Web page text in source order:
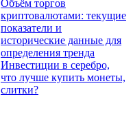
Объём торгов
криптовалютами: текущие
показатели и
исторические данные для
определения тренда
Инвестиции в серебро,
что лучше купить монеты,
слитки?